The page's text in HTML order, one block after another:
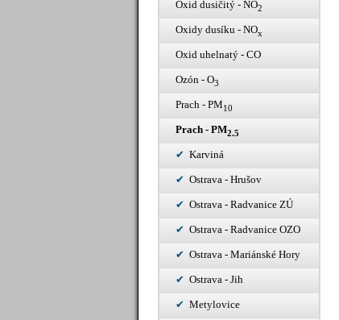
Oxid dusičitý - NO2
Oxidy dusíku - NOx
Oxid uhelnatý - CO
Ozón - O3
Prach - PM10
Prach - PM2.5
Karviná
Ostrava - Hrušov
Ostrava - Radvanice ZÚ
Ostrava - Radvanice OZO
Ostrava - Mariánské Hory
Ostrava - Jih
Metylovice